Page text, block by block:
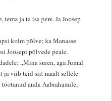
tema ja ta isa pere. Ja Joosep
kolm põlve; ka Manasse
Joosepi põlvede peale.
„Mina suren, aga Jumal
ja viib teid siit maalt sellele
anda Aabrahamile,